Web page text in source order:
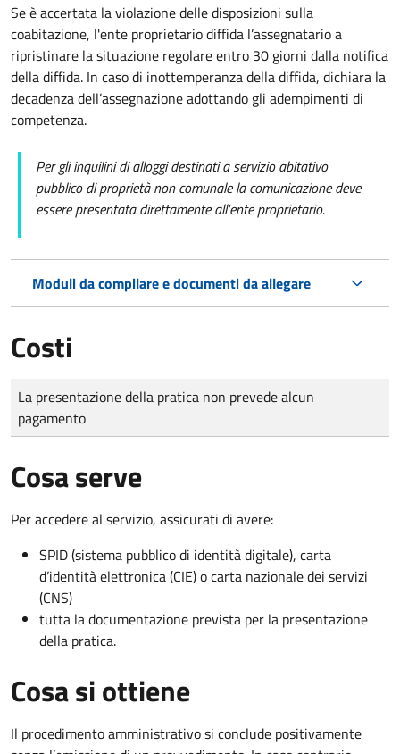
Se è accertata la violazione delle disposizioni sulla
coabitazione, l'ente proprietario diffida l’assegnatario a
ripristinare la situazione regolare entro 30 giorni dalla notifica
della diffida. In caso di inottemperanza della diffida, dichiara la
decadenza dell’assegnazione adottando gli adempimenti di
competenza.
Per gli inquilini di alloggi destinati a servizio abitativo
pubblicodi proprietà non comunale la comunicazione deve
essere presentata direttamente all’ente proprietario.
Moduli da compilare e documenti da allegare
Costi
Tipo di pagamento
Importo
La presentazione della pratica non prevede alcun
pagamento
Cosa serve
Per accedere al servizio, assicurati di avere:
SPID (sistema pubblico di identità digitale), carta
d’identità elettronica (CIE) o carta nazionale dei servizi
(CNS)
tutta la documentazione prevista per la presentazione
della pratica.
Cosa si ottiene
Il procedimento amministrativo si conclude positivamente